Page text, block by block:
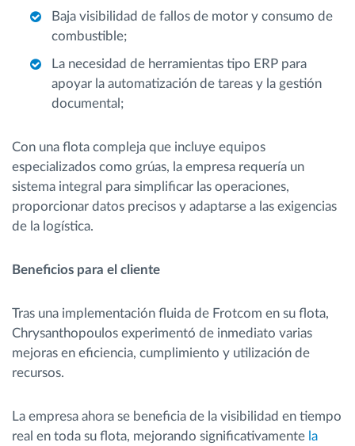
Baja visibilidad de fallos de motor y consumo de
combustible;
La necesidad de herramientas tipo ERP para
apoyar la automatización de tareas y la gestión
documental;
Con una flota compleja que incluye equipos
especializados como grúas, la empresa requería un
sistema integral para simplificar las operaciones,
proporcionar datos precisos y adaptarse a las exigencias
de la logística.
Beneficios para el cliente
Tras una implementación fluida de Frotcom en su flota,
Chrysanthopoulos experimentó de inmediato varias
mejoras en eficiencia, cumplimiento y utilización de
recursos.
La empresa ahora se beneficia de la visibilidad en tiempo
real en toda su flota, mejorando significativamente la